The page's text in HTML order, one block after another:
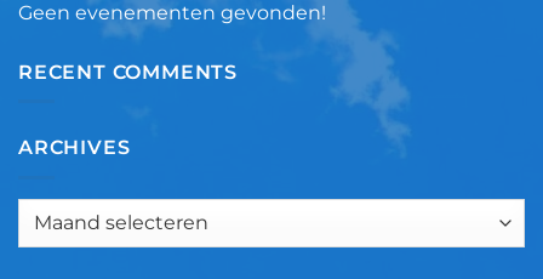
Geen evenementen gevonden!
RECENT COMMENTS
ARCHIVES
Archives